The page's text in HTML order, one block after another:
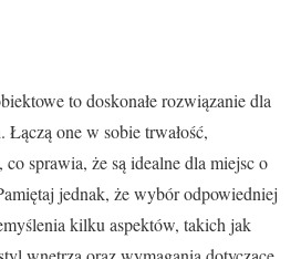
to doskonałe rozwiązanie dla
one w sobie trwałość,
sprawia, że są idealne dla miejsc o
jednak, że wybór odpowiedniej
kilku aspektów, takich jak